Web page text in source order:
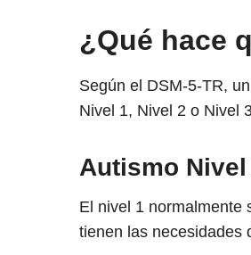
¿Qué hace
Según el DSM-5-TR,
Nivel 1, Nivel 2 o Nivel
Autismo Nivel
El nivel 1 normalmente
tienen las necesidades